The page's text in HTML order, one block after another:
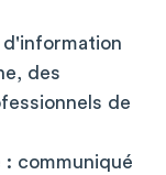
des
de
: communiqué